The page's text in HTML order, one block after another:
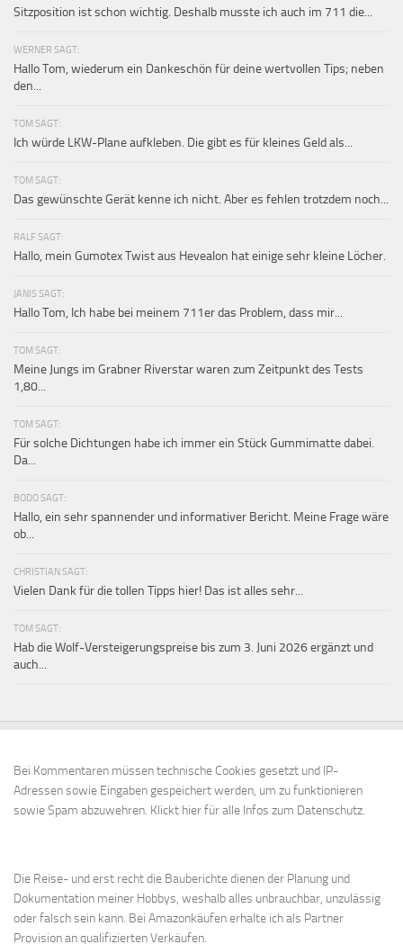
Sitzposition ist schon wichtig. Deshalb musste ich auch im 711 die...
WERNER SAGT:
Hallo Tom, wiederum ein Dankeschön für deine wertvollen Tips; neben
den...
TOM SAGT:
Ich würde LKW-Plane aufkleben. Die gibt es für kleines Geld als...
TOM SAGT:
Das gewünschte Gerät kenne ich nicht. Aber es fehlen trotzdem noch...
RALF SAGT:
Hallo, mein Gumotex Twist aus Hevealon hat einige sehr kleine Löcher.
JANIS SAGT:
Hallo Tom, Ich habe bei meinem 711er das Problem, dass mir...
TOM SAGT:
Meine Jungs im Grabner Riverstar waren zum Zeitpunkt des Tests
1,80...
TOM SAGT:
Für solche Dichtungen habe ich immer ein Stück Gummimatte dabei.
Da...
BODO SAGT:
Hallo, ein sehr spannender und informativer Bericht. Meine Frage wäre
ob...
CHRISTIAN SAGT:
Vielen Dank für die tollen Tipps hier! Das ist alles sehr...
TOM SAGT:
Hab die Wolf-Versteigerungspreise bis zum 3. Juni 2026 ergänzt und
auch...
Bei Kommentaren müssen technische Cookies gesetzt und IP-
Adressen sowie Eingaben gespeichert werden, um zu funktionieren
sowie Spam abzuwehren. Klickt hier für alle Infos zum Datenschutz.
Die Reise- und erst recht die Bauberichte dienen der Planung und
Dokumentation meiner Hobbys, weshalb alles unbrauchbar, unzulässig
oder falsch sein kann. Bei Amazonkäufen erhalte ich als Partner
Provision an qualifizierten Verkäufen.